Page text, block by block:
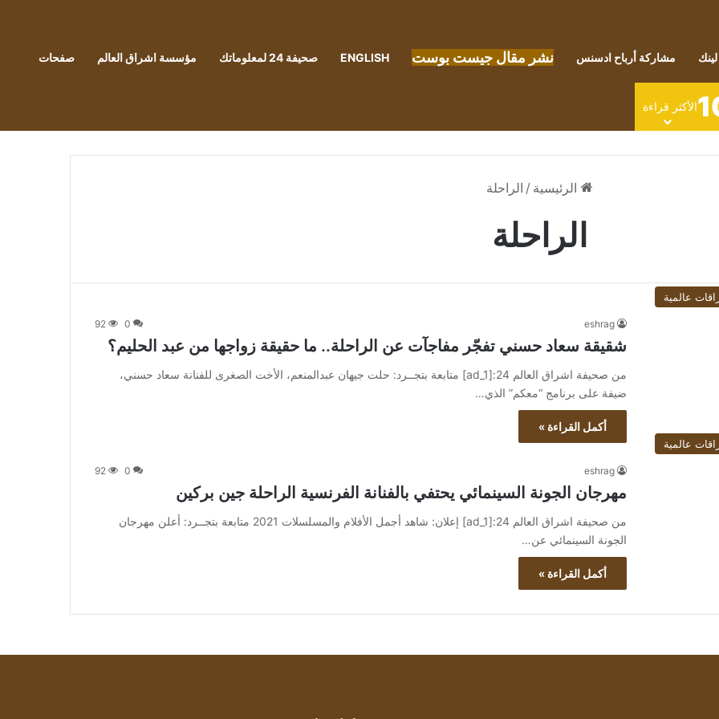
مشاركة أرباح ادسنس نشر مقال جيست بوست ENGLISH صحيفة 24 لمعلوماتك مؤسسة اشراق العالم صفحات
الأكثر قراءة
الرئيسية / الراحلة
الراحلة
عالمية
eshrag
0
92
شقيقة سعاد حسني تفجّر مفاجآت عن الراحلة.. ما حقيقة زواجها من عبد الحليم؟
من صحيفة اشراق العالم 24:[ad_1] متابعة بتجــرد: حلت جيهان عبدالمنعم، الأخت الصغرى للفنانة سعاد حسني،
ضيفة على برنامج “معكم” الذي…
أكمل القراءة »
عالمية
eshrag
0
92
مهرجان الجونة السينمائي يحتفي بالفنانة الفرنسية الراحلة جين بركين
من صحيفة اشراق العالم 24:[ad_1] إعلان: شاهد أجمل الأفلام والمسلسلات 2021 متابعة بتجــرد: أعلن مهرجان
الجونة السينمائي عن…
أكمل القراءة »